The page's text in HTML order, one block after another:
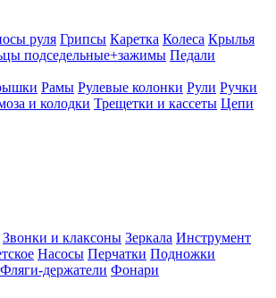
руля Грипсы Каретка Колеса Крылья
подседельные+зажимы Педали
Рамы Рулевые колонки Рули Ручки
и колодки Трещетки и кассеты Цепи
Звонки и клаксоны Зеркала Инструмент
Насосы Перчатки Подножки
Фляги-держатели Фонари